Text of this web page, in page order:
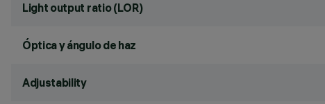
Light output ratio (LOR)
Óptica y ángulo de haz
Adjustability